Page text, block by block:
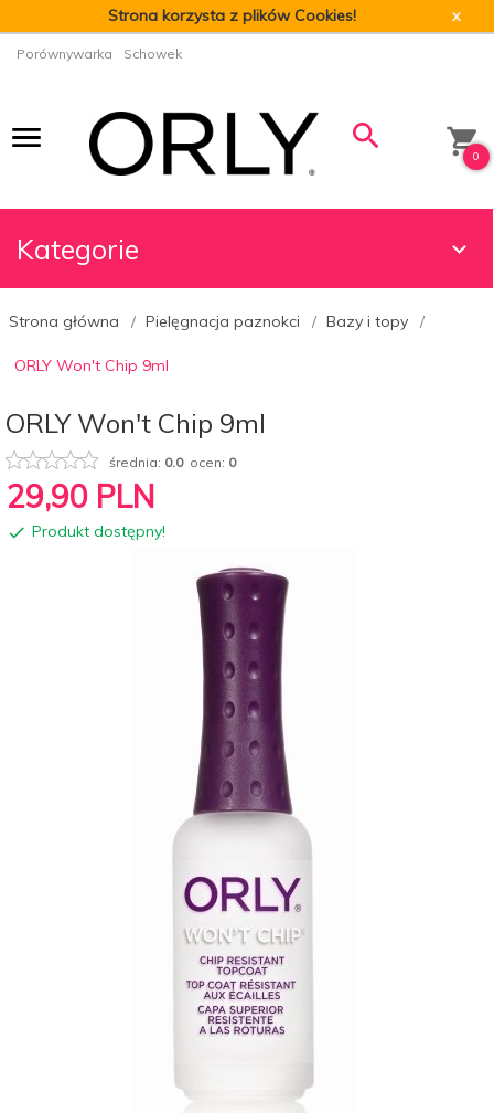
Strona korzysta z plików Cookies! x
Porównywarka Schowek
0
Kategorie
Strona główna Pielęgnacja paznokci Bazy i topy
ORLY Won't Chip 9ml
ORLY Won't Chip 9ml
średnia: 0.0ocen: 0
29,90 PLN
Produkt dostępny!